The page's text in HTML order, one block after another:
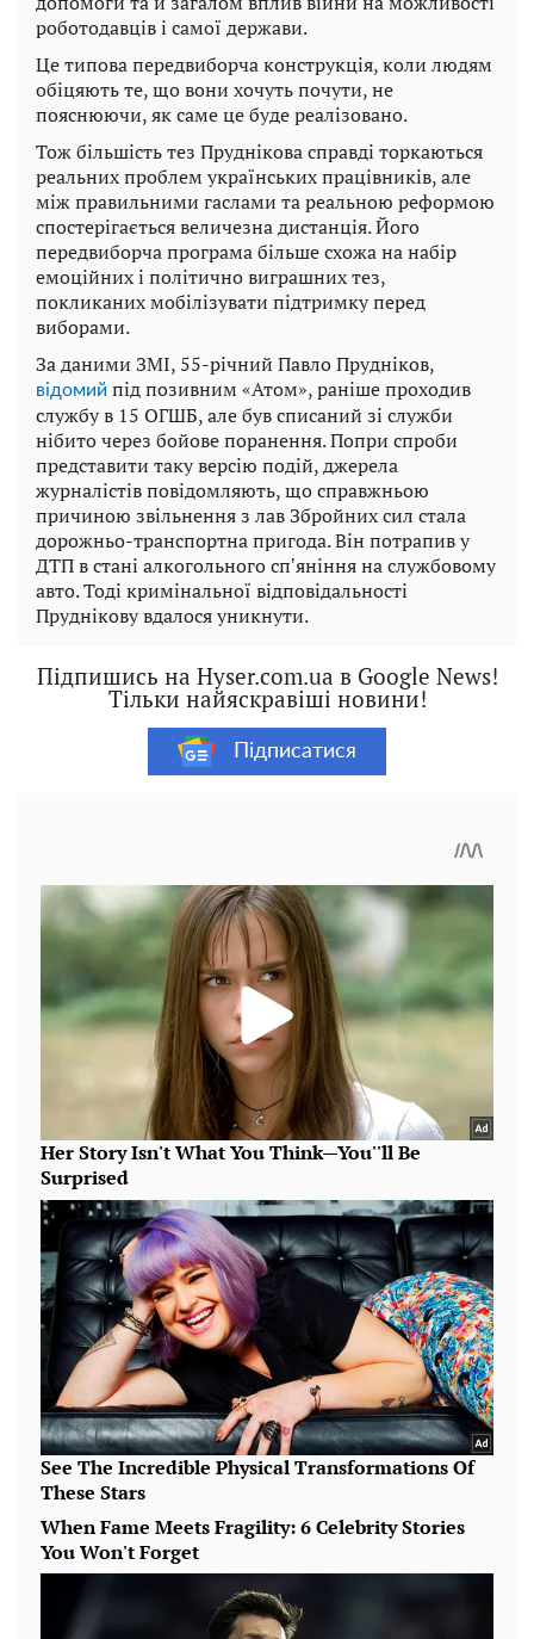
роботодавців і самої держави.
Це типова передвиборча конструкція, коли людям
обіцяють те, що вони хочуть почути, не
пояснюючи, як саме це буде реалізовано.
Тож більшість тез Пруднікова справді торкаються
реальних проблем українських працівників, але
між правильними гаслами та реальною реформою
спостерігається величезна дистанція. Його
передвиборча програма більше схожа на набір
емоційних і політично виграшних тез,
покликаних мобілізувати підтримку перед
виборами.
За даними ЗМІ, 55-річний Павло Прудніков,
відомий під позивним «Атом», раніше проходив
службу в 15 ОГШБ, але був списаний зі служби
нібито через бойове поранення. Попри спроби
представити таку версію подій, джерела
журналістів повідомляють, що справжньою
причиною звільнення з лав Збройних сил стала
дорожньо-транспортна пригода. Він потрапив у
ДТП в стані алкогольного спʼяніння на службовому
авто. Тоді кримінальної відповідальності
Пруднікову вдалося уникнути.
Підпишись на Hyser.com.ua в Google News!
Тільки найяскравіші новини!
Підписатися